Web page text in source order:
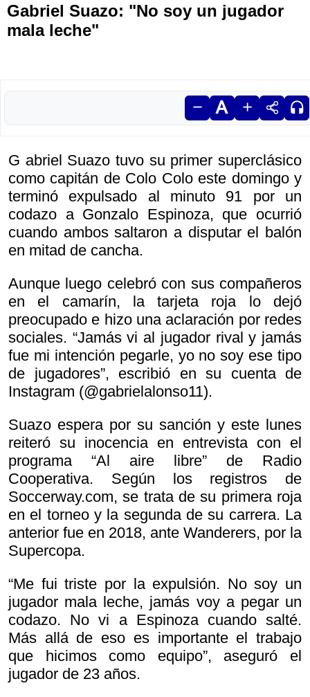
Gabriel Suazo: "No soy un jugador
mala leche"
G abriel Suazo tuvo su primer superclásico
como capitán de Colo Colo este domingo y
terminó expulsado al minuto 91 por un
codazo a Gonzalo Espinoza, que ocurrió
cuando ambos saltaron a disputar el balón
en mitad de cancha.
Aunque luego celebró con sus compañeros
en el camarín, la tarjeta roja lo dejó
preocupado e hizo una aclaración por redes
sociales. “Jamás vi al jugador rival y jamás
fue mi intención pegarle, yo no soy ese tipo
de jugadores”, escribió en su cuenta de
Instagram (@gabrielalonso11).
Suazo espera por su sanción y este lunes
reiteró su inocencia en entrevista con el
programa “Al aire libre” de Radio
Cooperativa. Según los registros de
Soccerway.com, se trata de su primera roja
en el torneo y la segunda de su carrera. La
anterior fue en 2018, ante Wanderers, por la
Supercopa.
“Me fui triste por la expulsión. No soy un
jugador mala leche, jamás voy a pegar un
codazo. No vi a Espinoza cuando salté.
Más allá de eso es importante el trabajo
que hicimos como equipo”, aseguró el
jugador de 23 años.